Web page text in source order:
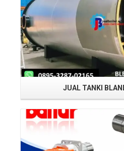
JUAL TANKI